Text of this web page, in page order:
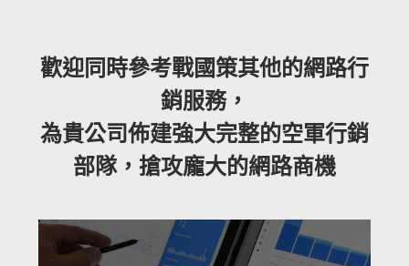
歡迎同時參考戰國策其他的網路行
銷服務，
為貴公司佈建強大完整的空軍行銷
部隊，搶攻龐大的網路商機